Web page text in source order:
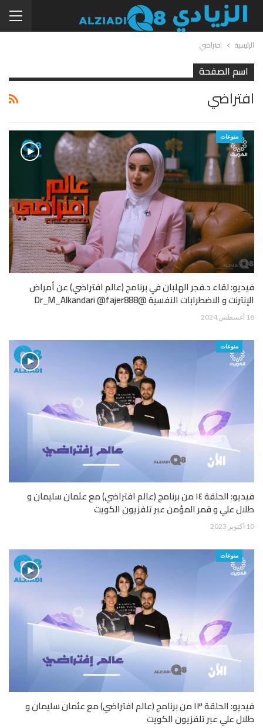
الرئيسية افتراضي
اسم الصفحة
افتراضي
منوعات
فيديو: لقاء د.فجر الهلبان في برنامج (عالم افتراضي) عن أمراض
الإنترنت و الاضطرابات النفسية @Dr_M_Alkandari @fajer888
18 أغسطس 2024
منوعات
فيديو: الحلقة ١٤ من برنامج (عالم افتراضي) مع عثمان سليمان و
طلال علي و قمر المؤمن عبر تلفزيون الكويت
10 أكتوبر 2023
منوعات
فيديو: الحلقة ١٣ من برنامج (عالم افتراضي) مع عثمان سليمان و
طلال علي عبر تلفزيون الكويت